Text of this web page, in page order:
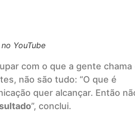
YouTube
com o que a gente chama
não são tudo: “O que é
quer alcançar. Então
”, conclui.